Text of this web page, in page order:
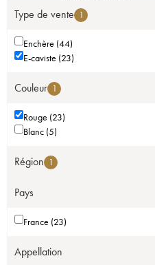
Type de vente 1
Enchère (44)
E-caviste (23)
Couleur 1
Rouge (23)
Blanc (5)
Région 1
Pays
France (23)
Appellation